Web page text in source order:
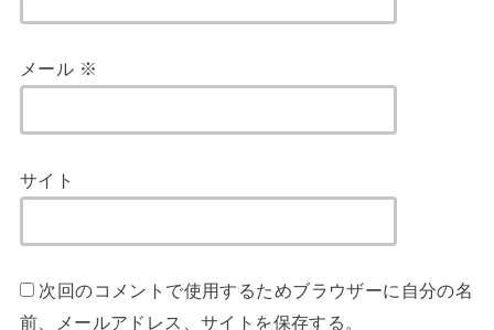
メール ※
サイト
次回のコメントで使用するためブラウザーに自分の名
前、メールアドレス、サイトを保存する。